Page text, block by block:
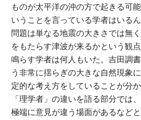
ものが太平洋の沖の方で起きる可
いうことを言っている学者はいるん
問題は単なる地震の大きさでは無
をもたらす津波が来るかという観
鳴らす学者は何人もいた。吉田調
う非常に揺らぎの大きな自然現象
定的な考え方をしていることが分
「理学者」の違いを語る部分では
極端に意見が違う場面があるなど